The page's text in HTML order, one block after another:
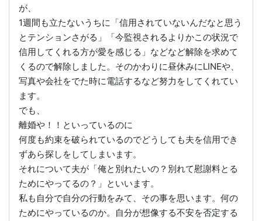
が、
1週間も立たないうちに「信用されていないんだなと思う
とテンションさがる」「今監視されるよりかこの状況で
信用してくれる方が愛を感じる」などなど解除を求めて
くるので解除しました。そのかわりに昼休みにLINEや、
写真や会社をでた時に電話するなど努力をしてくれてい
ます。
でも、
離婚や！！といっているのに
何度も約束を破られているのでどうしても夫を信用でき
ずあら探しをしてしまいます。
それについて夫が「俺と別れたいの？別れて慰謝料とる
ためにやってるの？」といいます。
私も自分で自分の行動をみて、その事を思います。何の
ためにやっているのか。自分が想像する不安を否定する